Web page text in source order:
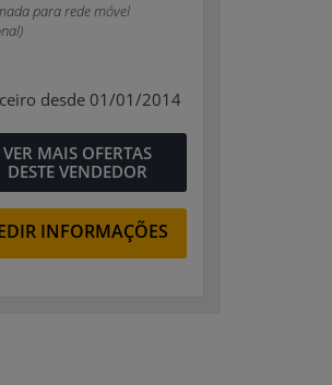
para rede móvel
desde 01/01/2014
VER MAIS OFERTAS
DESTE VENDEDOR
INFORMAÇÕES